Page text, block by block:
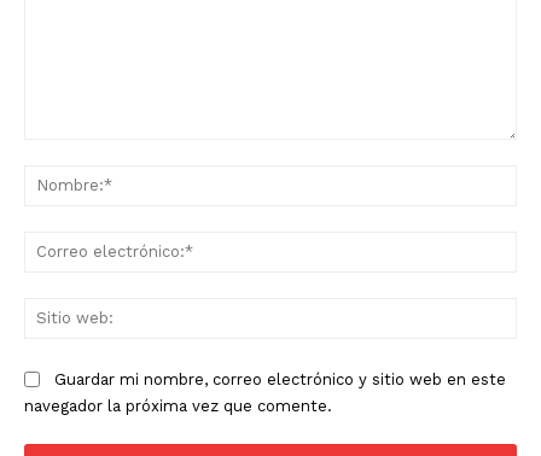
Guardar mi nombre, correo electrónico y sitio web en este
navegador la próxima vez que comente.